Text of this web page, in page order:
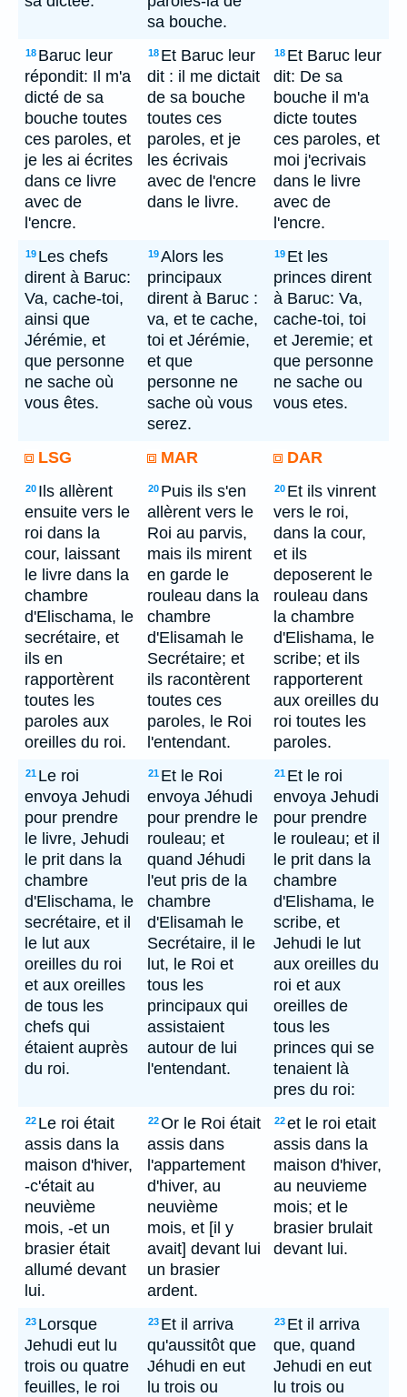
sa bouche.
18 Baruc leur
répondit: Il m'a
dicté de sa
bouche toutes
ces paroles, et
je les ai écrites
dans ce livre
avec de
l'encre.
18 Et Baruc leur
dit : il me dictait
de sa bouche
toutes ces
paroles, et je
les écrivais
avec de l'encre
dans le livre.
18 Et Baruc leur
dit: De sa
bouche il m'a
dicte toutes
ces paroles, et
moi j'ecrivais
dans le livre
avec de
l'encre.
19 Les chefs
dirent à Baruc:
Va, cache-toi,
ainsi que
Jérémie, et
que personne
ne sache où
vous êtes.
19Alors les
principaux
dirent à Baruc :
va, et te cache,
toi et Jérémie,
et que
personne ne
sache où vous
serez.
19 Et les
princes dirent
à Baruc: Va,
cache-toi, toi
et Jeremie; et
que personne
ne sache ou
vous etes.
LSG MAR DAR
20 Ils allèrent
ensuite vers le
roi dans la
cour, laissant
le livre dans la
chambre
d'Elischama, le
secrétaire, et
ils en
rapportèrent
toutes les
paroles aux
oreilles du roi.
20 Puis ils s'en
allèrent vers le
Roi au parvis,
mais ils mirent
en garde le
rouleau dans la
chambre
d'Elisamah le
Secrétaire; et
ils racontèrent
toutes ces
paroles, le Roi
l'entendant.
20 Et ils vinrent
vers le roi,
dans la cour,
et ils
deposerent le
rouleau dans
la chambre
d'Elishama, le
scribe; et ils
rapporterent
aux oreilles du
roi toutes les
paroles.
21 Le roi
envoya Jehudi
pour prendre
le livre, Jehudi
le prit dans la
chambre
d'Elischama, le
secrétaire, et il
le lut aux
oreilles du roi
et aux oreilles
de tous les
chefs qui
étaient auprès
du roi.
21 Et le Roi
envoya Jéhudi
pour prendre le
rouleau; et
quand Jéhudi
l'eut pris de la
chambre
d'Elisamah le
Secrétaire, il le
lut, le Roi et
tous les
principaux qui
assistaient
autour de lui
l'entendant.
21 Et le roi
envoya Jehudi
pour prendre
le rouleau; et il
le prit dans la
chambre
d'Elishama, le
scribe, et
Jehudi le lut
aux oreilles du
roi et aux
oreilles de
tous les
princes qui se
tenaient là
pres du roi:
22 Le roi était
assis dans la
maison d'hiver,
-c'était au
neuvième
mois, -et un
brasier était
allumé devant
lui.
22Or le Roi était
assis dans
l'appartement
d'hiver, au
neuvième
mois, et [il y
avait] devant lui
un brasier
ardent.
22et le roi etait
assis dans la
maison d'hiver,
au neuvieme
mois; et le
brasier brulait
devant lui.
23 Lorsque
Jehudi eut lu
trois ou quatre
feuilles, le roi
23 Et il arriva
qu'aussitôt que
Jéhudi en eut
lu trois ou
23 Et il arriva
que, quand
Jehudi en eut
lu trois ou